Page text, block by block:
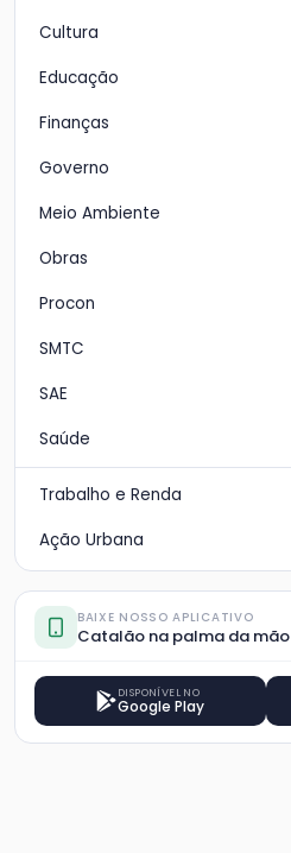
Cultura
Educação
Finanças
Governo
Meio Ambiente
Obras
Procon
SMTC
SAE
Saúde
Trabalho e Renda
Ação Urbana
BAIXE NOSSO APLICATIVO
Catalão na palma da mão
DISPONÍVEL NO
Google Play